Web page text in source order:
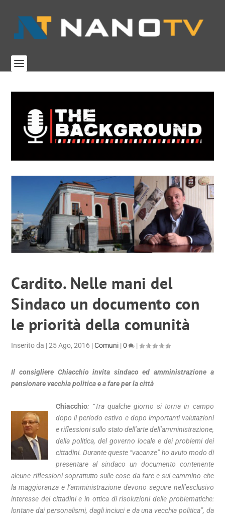
Cardito. Nelle mani del
Sindaco un documento con
le priorità della comunità
Inserito da |25 Ago, 2016 |Comuni |0 |
Il consigliere Chiacchio invita sindaco ed amministrazione a
pensionare vecchia politica e a fare per la città
Chiacchio: “Tra qualche giorno si torna in campo
dopo il periodo estivo e dopo importanti valutazioni
e riflessioni sullo stato dell’arte dell’amministrazione,
della politica, del governo locale e dei problemi dei
cittadini. Durante queste “vacanze” ho avuto modo di
presentare al sindaco un documento contenente
alcune riflessioni soprattutto sulle cose da fare e sul cammino che
la maggioranza e l’amministrazione devono seguire nell’esclusivo
interesse dei cittadini e in ottica di risoluzioni delle problematiche:
lontane dai personalismi, dagli inciuci e da una vecchia politica”, da